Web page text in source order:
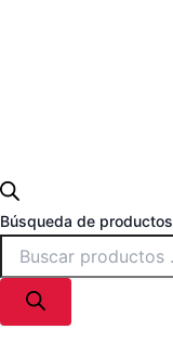
Búsqueda de productos